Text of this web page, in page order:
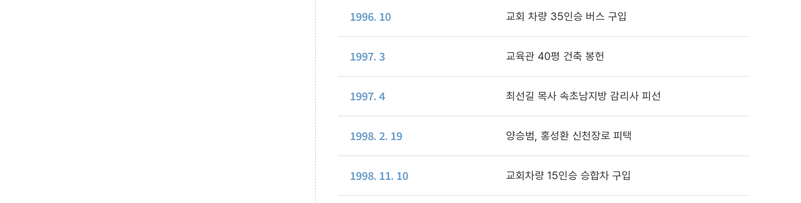
1996. 10 교회 차량 35인승 버스 구입
1997. 3 교육관 40평 건축 봉헌
1997. 4 최선길 목사 속초남지방 감리사 피선
1998. 2. 19 양승범, 홍성환 신천장로 피택
1998. 11. 10 교회차량 15인승 승합차 구입